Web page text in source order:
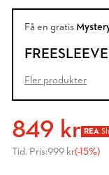
Få en gratis
FREESLEEVE
Fler produkter
849 kr REA
Tid. Pris:999 kr(-15%)